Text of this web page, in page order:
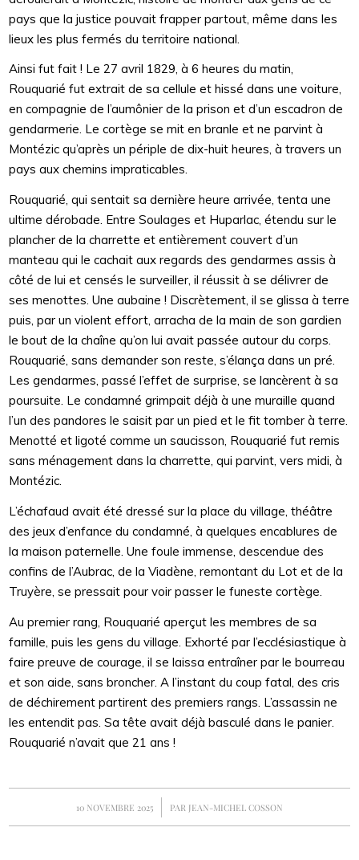
pays que la justice pouvait frapper partout, même dans les
lieux les plus fermés du territoire national.
Ainsi fut fait ! Le 27 avril 1829, à 6 heures du matin,
Rouquarié fut extrait de sa cellule et hissé dans une voiture,
en compagnie de l’aumônier de la prison et d’un escadron de
gendarmerie. Le cortège se mit en branle et ne parvint à
Montézic qu’après un périple de dix-huit heures, à travers un
pays aux chemins impraticables.
Rouquarié, qui sentait sa dernière heure arrivée, tenta une
ultime dérobade. Entre Soulages et Huparlac, étendu sur le
plancher de la charrette et entièrement couvert d’un
manteau qui le cachait aux regards des gendarmes assis à
côté de lui et censés le surveiller, il réussit à se délivrer de
ses menottes. Une aubaine ! Discrètement, il se glissa à terre
puis, par un violent effort, arracha de la main de son gardien
le bout de la chaîne qu’on lui avait passée autour du corps.
Rouquarié, sans demander son reste, s’élança dans un pré.
Les gendarmes, passé l’effet de surprise, se lancèrent à sa
poursuite. Le condamné grimpait déjà à une muraille quand
l’un des pandores le saisit par un pied et le fit tomber à terre.
Menotté et ligoté comme un saucisson, Rouquarié fut remis
sans ménagement dans la charrette, qui parvint, vers midi, à
Montézic.
L’échafaud avait été dressé sur la place du village, théâtre
des jeux d’enfance du condamné, à quelques encablures de
la maison paternelle. Une foule immense, descendue des
confins de l’Aubrac, de la Viadène, remontant du Lot et de la
Truyère, se pressait pour voir passer le funeste cortège.
Au premier rang, Rouquarié aperçut les membres de sa
famille, puis les gens du village. Exhorté par l’ecclésiastique à
faire preuve de courage, il se laissa entraîner par le bourreau
et son aide, sans broncher. A l’instant du coup fatal, des cris
de déchirement partirent des premiers rangs. L’assassin ne
les entendit pas. Sa tête avait déjà basculé dans le panier.
Rouquarié n’avait que 21 ans !
10 NOVEMBRE 2025
/ PAR JEAN-MICHEL COSSON